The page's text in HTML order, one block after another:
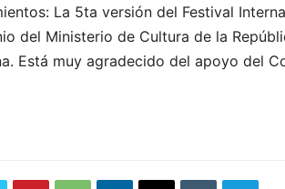
La 5ta versión del Festival
del Ministerio de Cultura de la
Está muy agradecido del apoyo del